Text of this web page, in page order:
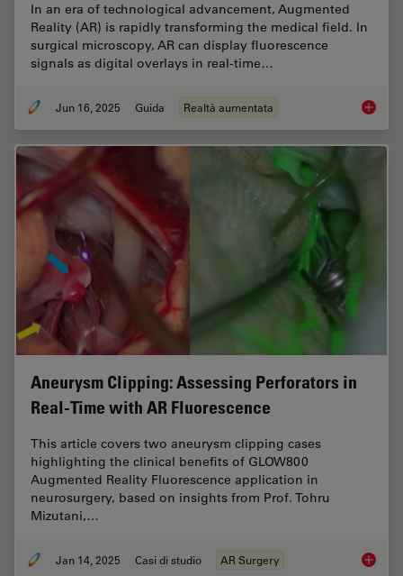
In an era of technological advancement, Augmented
Reality (AR) is rapidly transforming the medical field. In
surgical microscopy, AR can display fluorescence
signals as digital overlays in real-time…
Jun 16, 2025 Guida Realtà aumentata The
Aneurysm Clipping: Assessing Perforators in
Real-Time with AR Fluorescence
This article covers two aneurysm clipping cases
highlighting the clinical benefits of GLOW800
Augmented Reality Fluorescence application in
neurosurgery, based on insights from Prof. Tohru
Mizutani,…
Jan 14, 2025 Casi di studio AR Surgery